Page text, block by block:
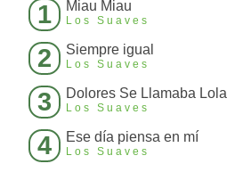
1 Miau Miau
Los Suaves
2 Siempre igual
Los Suaves
3 Dolores Se Llamaba Lola
Los Suaves
4 Ese día piensa en mí
Los Suaves